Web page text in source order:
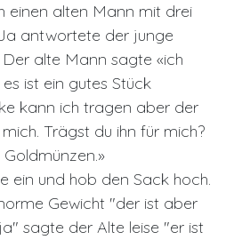
einen alten Mann mit drei
antwortete der junge
alte Mann sagte «ich
ist ein gutes Stück
kann ich tragen aber der
Trägst du ihn für mich?
ein und hob den Sack hoch.
Gewicht "der ist aber
sagte der Alte leise "er ist